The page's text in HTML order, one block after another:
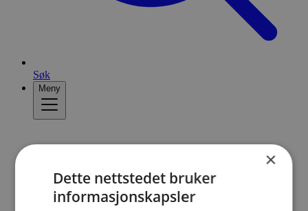
Søk
Meny
×
Dette nettstedet bruker
informasjonskapsler